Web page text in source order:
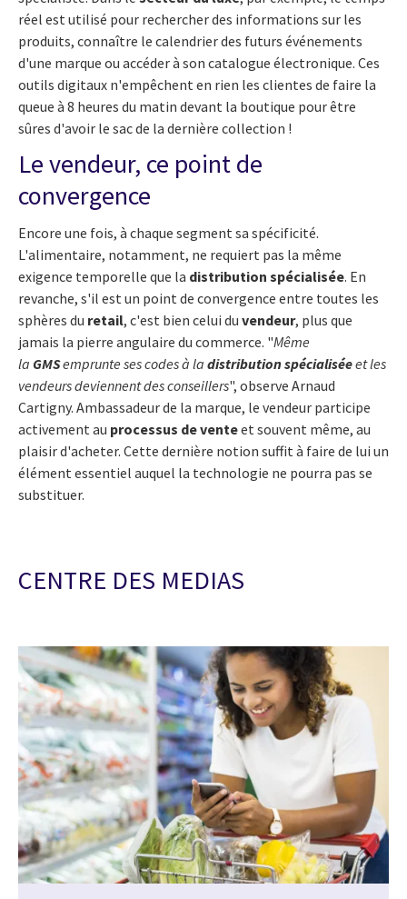
réel est utilisé pour rechercher des informations sur les
produits, connaître le calendrier des futurs événements
d'une marque ou accéder à son catalogue électronique. Ces
outils digitaux n'empêchent en rien les clientes de faire la
queue à 8 heures du matin devant la boutique pour être
sûres d'avoir le sac de la dernière collection !
Le vendeur, ce point de
convergence
Encore une fois, à chaque segment sa spécificité.
L'alimentaire, notamment, ne requiert pas la même
exigence temporelle que la distribution spécialisée. En
revanche, s'il est un point de convergence entre toutes les
sphères du retail, c'est bien celui du vendeur, plus que
jamais la pierre angulaire du commerce. "Même
la GMSemprunte ses codes à la distribution spécialiséeet les
vendeurs deviennent des conseillers", observe Arnaud
Cartigny. Ambassadeur de la marque, le vendeur participe
activement au processus de venteet souvent même, au
plaisir d'acheter. Cette dernière notion suffit à faire de lui un
élément essentiel auquel la technologie ne pourra pas se
substituer.
CENTRE DES MEDIAS